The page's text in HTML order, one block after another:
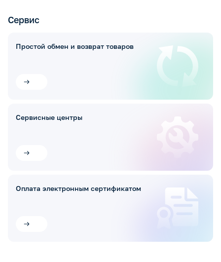
Сервис
Простой обмен и возврат товаров
Сервисные центры
Оплата электронным сертификатом